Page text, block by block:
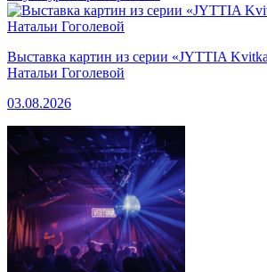
Выставка картин из серии «JYTTIA
Натальи Гоголевой
03.08.2026